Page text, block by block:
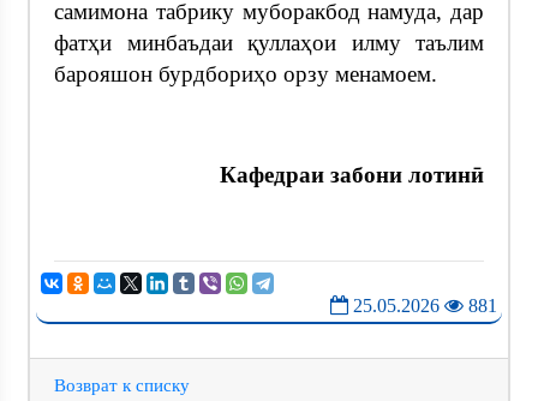
самимона табрику муборакбод намуда, дар
фатҳи минбаъдаи қуллаҳои илму таълим
барояшон бурдбориҳо орзу менамоем.
Кафедраи забони лотинӣ
25.05.2026 881
Возврат к списку